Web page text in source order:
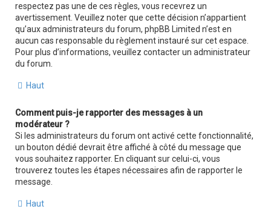
respectez pas une de ces règles, vous recevrez un
avertissement. Veuillez noter que cette décision n’appartient
qu’aux administrateurs du forum, phpBB Limited n’est en
aucun cas responsable du règlement instauré sur cet espace.
Pour plus d’informations, veuillez contacter un administrateur
du forum.
Haut
Comment puis-je rapporter des messages à un
modérateur ?
Si les administrateurs du forum ont activé cette fonctionnalité,
un bouton dédié devrait être affiché à côté du message que
vous souhaitez rapporter. En cliquant sur celui-ci, vous
trouverez toutes les étapes nécessaires afin de rapporter le
message.
Haut